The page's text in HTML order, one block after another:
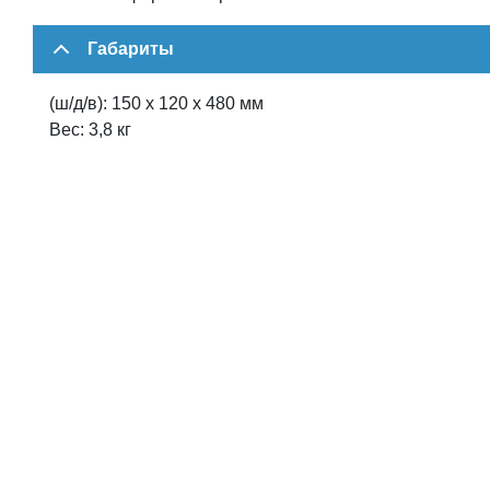
Габариты
(ш/д/в): 150 х 120 x 480 мм
Вес: 3,8 кг